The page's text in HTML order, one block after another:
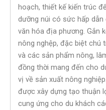
hoạch, thiết kế kiến trúc
dưỡng núi có sức hấp dẫn
văn hóa địa phương. Gắn
nông nghệp, đặc biệt chú
và các sản phẩm nông,
đồng thời mang đến cho
vị về sản xuất nông
được xây dựng tạo thuận
cung ứng cho du khách